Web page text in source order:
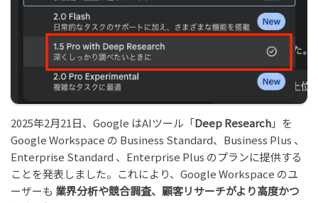
2025年2月21日、Google はAIツール「Deep Research」を
Google Workspace の Business Standard、Business Plus 、
Enterprise Standard 、Enterprise Plus のプランに提供する
ことを発表しました。これにより、Google Workspace のユ
ーザーも 業界分析や競合調査、顧客リサーチがより高度かつ